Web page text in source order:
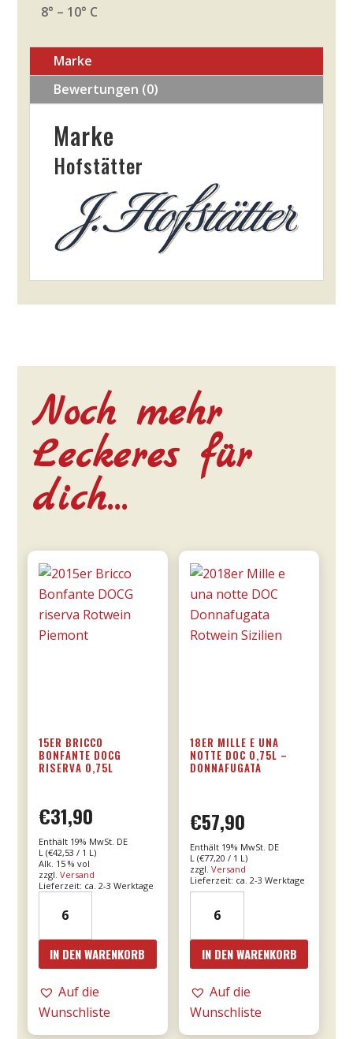
8° – 10° C
Marke
Bewertungen (0)
Marke
Hofstätter
Noch mehr
Leckeres für
dich…
15ER BRICCO
BONFANTE DOCG
RISERVA 0,75L
€31,90
Enthält 19% MwSt. DE
L (€42,53 / 1 L)
Alk. 15 % vol
zzgl. Versand
Lieferzeit: ca. 2-3 Werktage
Bricco
Bonfante
DOCG
riserva
0,75l
IN DEN WARENKORB
Auf die
Wunschliste
18ER MILLE E UNA
NOTTE DOC 0,75L –
DONNAFUGATA
€57,90
Enthält 19% MwSt. DE
L (€77,20 / 1 L)
zzgl.Versand
Lieferzeit: ca. 2-3 Werktage
Mille
e
una
notte
DOC
IN DEN WARENKORB
Auf die
Wunschliste